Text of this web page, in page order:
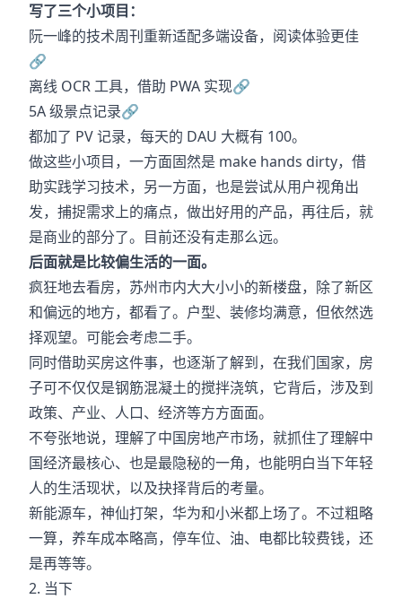
写了三个小项目：
阮一峰的技术周刊重新适配多端设备，阅读体验更佳
🔗
离线 OCR 工具，借助 PWA 实现🔗
5A 级景点记录🔗
都加了 PV 记录，每天的 DAU 大概有 100。
做这些小项目，一方面固然是 make hands dirty，借
助实践学习技术，另一方面，也是尝试从用户视角出
发，捕捉需求上的痛点，做出好用的产品，再往后，就
是商业的部分了。目前还没有走那么远。
后面就是比较偏生活的一面。
疯狂地去看房，苏州市内大大小小的新楼盘，除了新区
和偏远的地方，都看了。户型、装修均满意，但依然选
择观望。可能会考虑二手。
同时借助买房这件事，也逐渐了解到，在我们国家，房
子可不仅仅是钢筋混凝土的搅拌浇筑，它背后，涉及到
政策、产业、人口、经济等方方面面。
不夸张地说，理解了中国房地产市场，就抓住了理解中
国经济最核心、也是最隐秘的一角，也能明白当下年轻
人的生活现状，以及抉择背后的考量。
新能源车，神仙打架，华为和小米都上场了。不过粗略
一算，养车成本略高，停车位、油、电都比较费钱，还
是再等等。
2. 当下